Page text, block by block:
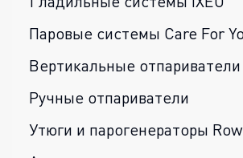
Паровые системы Care For
Вертикальные отпариватели
Ручные отпариватели
Утюги и парогенераторы